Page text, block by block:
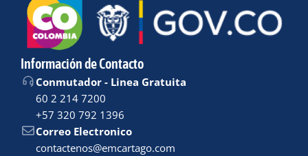
Información de Contacto
Conmutador - Linea Gratuita
60 2 214 7200
+57 320 792 1396
Correo Electronico
contactenos@emcartago.com